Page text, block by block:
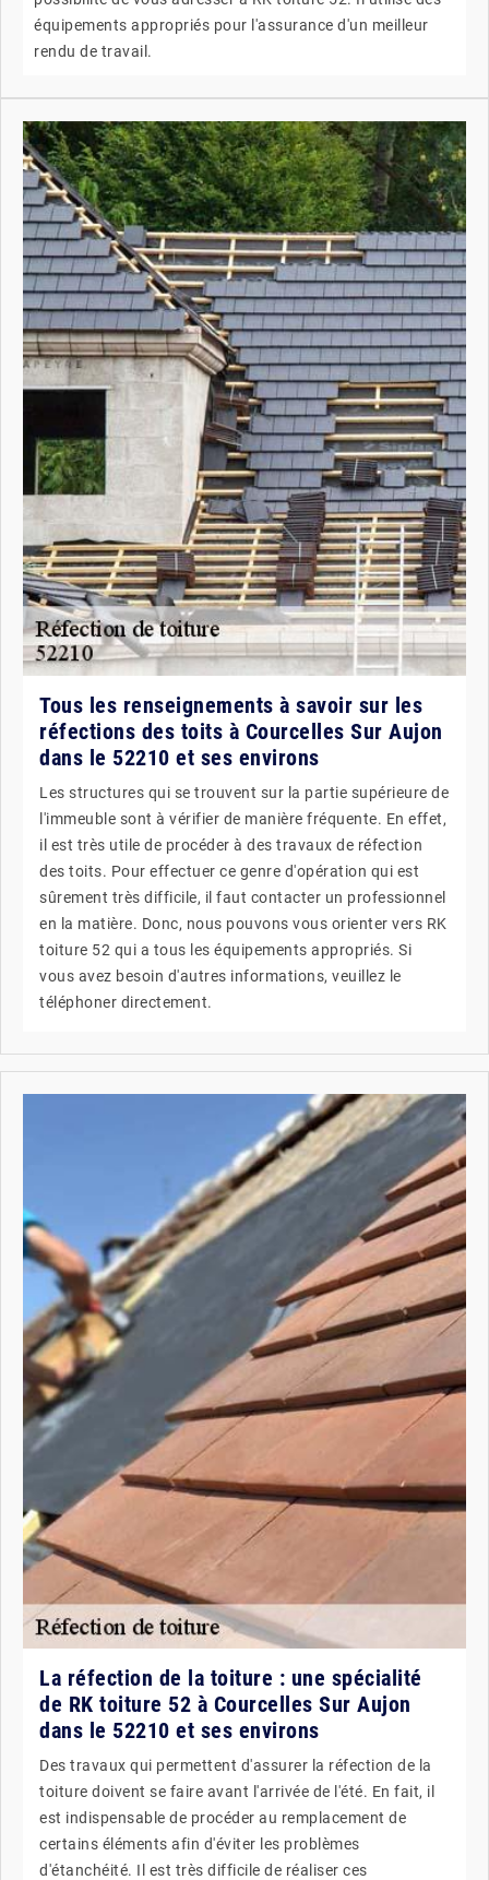
équipements appropriés pour l'assurance d'un meilleur
rendu de travail.
Tous les renseignements à savoir sur les
réfections des toits à Courcelles Sur Aujon
dans le 52210 et ses environs
Les structures qui se trouvent sur la partie supérieure de
l'immeuble sont à vérifier de manière fréquente. En effet,
il est très utile de procéder à des travaux de réfection
des toits. Pour effectuer ce genre d'opération qui est
sûrement très difficile, il faut contacter un professionnel
en la matière. Donc, nous pouvons vous orienter vers RK
toiture 52 qui a tous les équipements appropriés. Si
vous avez besoin d'autres informations, veuillez le
téléphoner directement.
La réfection de la toiture : une spécialité
de RK toiture 52 à Courcelles Sur Aujon
dans le 52210 et ses environs
Des travaux qui permettent d'assurer la réfection de la
toiture doivent se faire avant l'arrivée de l'été. En fait, il
est indispensable de procéder au remplacement de
certains éléments afin d'éviter les problèmes
d'étanchéité. Il est très difficile de réaliser ces